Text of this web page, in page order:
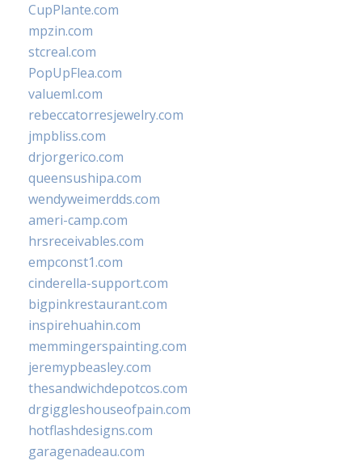
CupPlante.com
mpzin.com
stcreal.com
PopUpFlea.com
valueml.com
rebeccatorresjewelry.com
jmpbliss.com
drjorgerico.com
queensushipa.com
wendyweimerdds.com
ameri-camp.com
hrsreceivables.com
empconst1.com
cinderella-support.com
bigpinkrestaurant.com
inspirehuahin.com
memmingerspainting.com
jeremypbeasley.com
thesandwichdepotcos.com
drgiggleshouseofpain.com
hotflashdesigns.com
garagenadeau.com